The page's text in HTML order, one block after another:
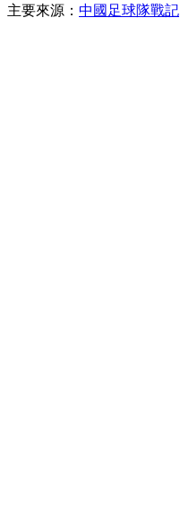
主要來源： 中國足球隊戰記